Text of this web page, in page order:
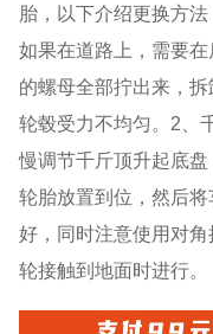
胎，以下介绍更换方
如果在道路上，需要
的螺母全部拧出来，
轮毂受力不均匀。2、
慢调节千斤顶升起底
轮胎放置到位，然后
好，同时注意使用对
轮接触到地面时进行。